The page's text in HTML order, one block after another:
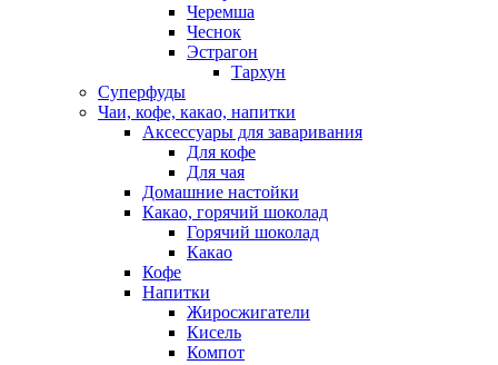
Черемша
Чеснок
Эстрагон
Тархун
Суперфуды
Чаи, кофе, какао, напитки
Аксессуары для заваривания
Для кофе
Для чая
Домашние настойки
Какао, горячий шоколад
Горячий шоколад
Какао
Кофе
Напитки
Жиросжигатели
Кисель
Компот